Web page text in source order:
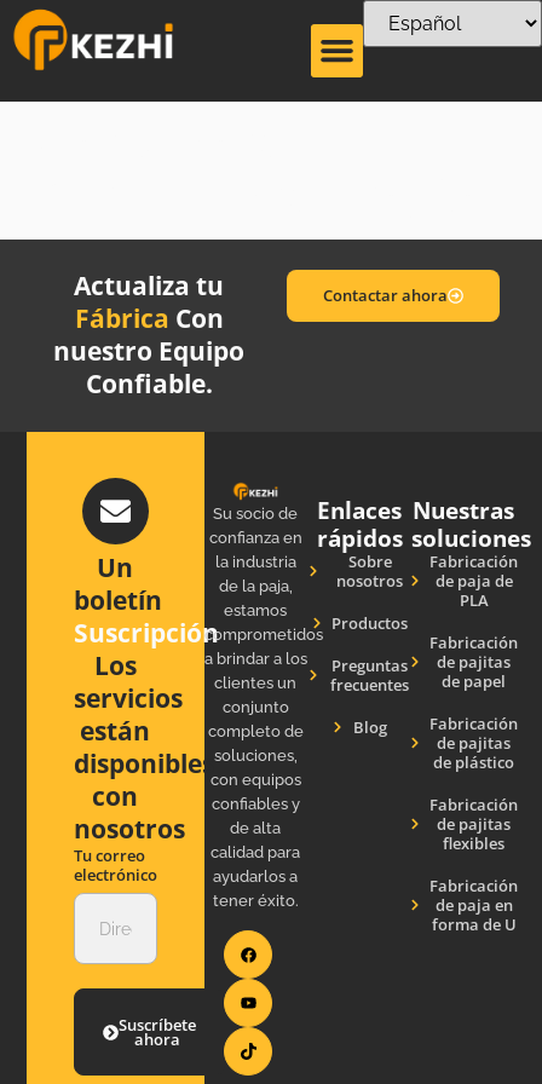
Actualiza tu
Fábrica Con
nuestro Equipo
Confiable.
Contactar ahora
Un
boletín
Suscripción
Los
servicios
están
disponibles
con
nosotros
Tu correo
electrónico
Suscríbete
ahora
Su socio de
confianza en
la industria
de la paja,
estamos
comprometidos
a brindar a los
clientes un
conjunto
completo de
soluciones,
con equipos
confiables y
de alta
calidad para
ayudarlos a
tener éxito.
Enlaces
rápidos
Sobre
nosotros
Productos
Preguntas
frecuentes
Blog
Nuestras
soluciones
Fabricación
de paja de
PLA
Fabricación
de pajitas
de papel
Fabricación
de pajitas
de plástico
Fabricación
de pajitas
flexibles
Fabricación
de paja en
forma de U